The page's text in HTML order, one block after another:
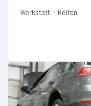
Werkstatt Reifen